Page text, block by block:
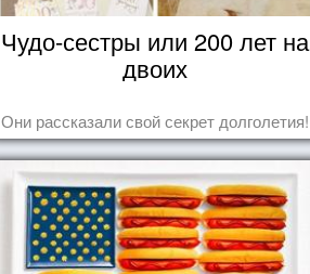
Чудо-сестры или 200 лет на
двоих
Они рассказали свой секрет долголетия!